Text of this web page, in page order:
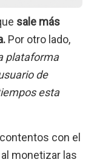
sale más
Por otro lado,
plataforma
de
esta
con el
monetizar las